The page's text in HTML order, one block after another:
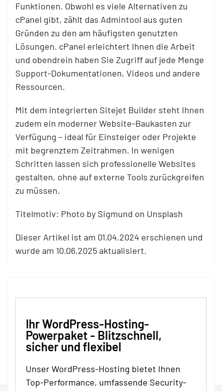
Funktionen. Obwohl es viele Alternativen zu
cPanel gibt, zählt das Admintool aus guten
Gründen zu den am häufigsten genutzten
Lösungen. cPanel erleichtert Ihnen die Arbeit
und obendrein haben Sie Zugriff auf jede Menge
Support-Dokumentationen, Videos und andere
Ressourcen.
Mit dem integrierten Sitejet Builder steht Ihnen
zudem ein moderner Website-Baukasten zur
Verfügung – ideal für Einsteiger oder Projekte
mit begrenztem Zeitrahmen. In wenigen
Schritten lassen sich professionelle Websites
gestalten, ohne auf externe Tools zurückgreifen
zu müssen.
Titelmotiv: Photo by Sigmund on Unsplash
Dieser Artikel ist am 01.04.2024 erschienen und
wurde am 10.06.2025 aktualisiert.
Ihr WordPress-Hosting-
Powerpaket - Blitzschnell,
sicher und flexibel
Unser WordPress-Hosting bietet Ihnen
Top-Performance, umfassende Security-